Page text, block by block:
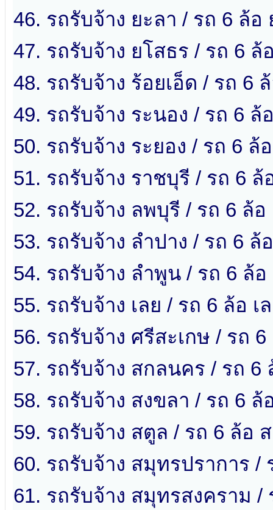
46. รถรับจ้าง ยะลา / รถ 6 ล้อ
47. รถรับจ้าง ยโสธร / รถ 6 ล้
48. รถรับจ้าง ร้อยเอ็ด / รถ 6
49. รถรับจ้าง ระนอง / รถ 6 ล้
50. รถรับจ้าง ระยอง / รถ 6 ล้
51. รถรับจ้าง ราชบุรี / รถ 6 ล้
52. รถรับจ้าง ลพบุรี / รถ 6 ล้
53. รถรับจ้าง ลำปาง / รถ 6 ล้
54. รถรับจ้าง ลำพูน / รถ 6 ล้
55. รถรับจ้าง เลย / รถ 6 ล้อ เ
56. รถรับจ้าง ศรีสะเกษ / รถ
57. รถรับจ้าง สกลนคร / รถ 6
58. รถรับจ้าง สงขลา / รถ 6 ล้
59. รถรับจ้าง สตูล / รถ 6 ล้อ
60. รถรับจ้าง สมุทรปราการ /
61. รถรับจ้าง สมุทรสงคราม